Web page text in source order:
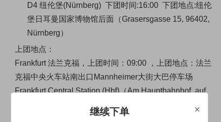
D4 纽伦堡(Nürnberg) 下团时间:16:00 下团地点:纽伦
堡日耳曼国家博物馆后面（Grasersgasse 15, 96402,
Nürnberg）
上团地点：
Frankfurt 法兰克福，上团时间：09:00 ，上团地点：法兰
克福中央火车站南出口Mannheimer大街大巴停车场
Frankfurt Central Station (Hbf)（Am Hauptbahnhof, auf
Mannheimer Str. 60329 Frankfurt）
×
继续下单